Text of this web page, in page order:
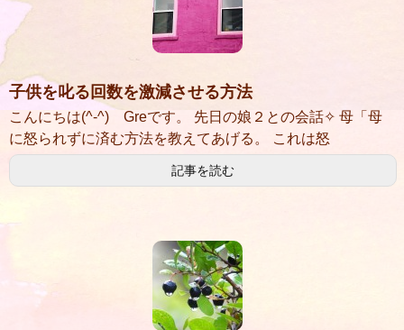
子供を叱る回数を激減させる方法
こんにちは(^-^) Greです。 先日の娘２との会話✧ 母「母
に怒られずに済む方法を教えてあげる。 これは怒
記事を読む